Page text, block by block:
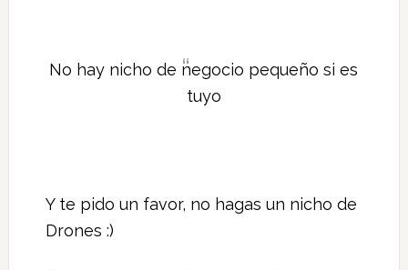
No hay nicho de negocio pequeño si es
tuyo
Y te pido un favor, no hagas un nicho de
Drones :)